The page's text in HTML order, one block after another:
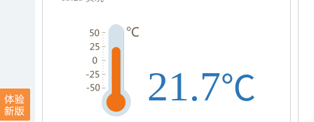
21.7℃